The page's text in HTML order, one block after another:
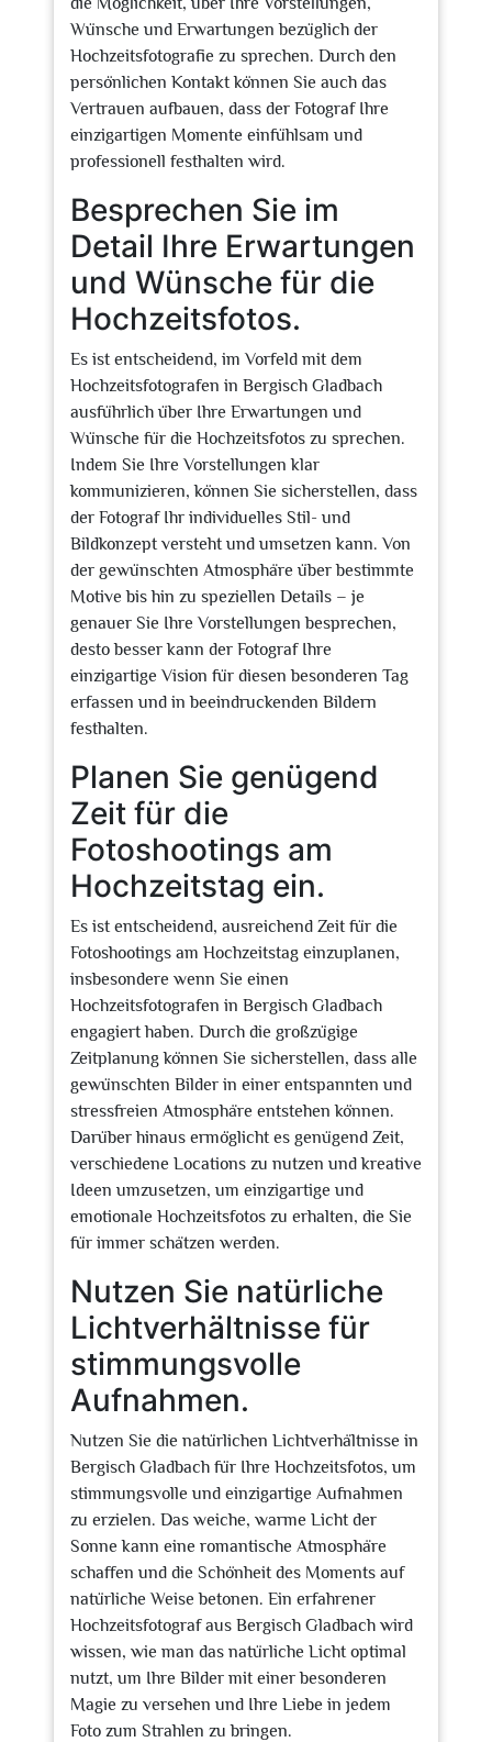
Wünsche und Erwartungen bezüglich der
Hochzeitsfotografie zu sprechen. Durch den
persönlichen Kontakt können Sie auch das
Vertrauen aufbauen, dass der Fotograf Ihre
einzigartigen Momente einfühlsam und
professionell festhalten wird.
Besprechen Sie im
Detail Ihre Erwartungen
und Wünsche für die
Hochzeitsfotos.
Es ist entscheidend, im Vorfeld mit dem
Hochzeitsfotografen in Bergisch Gladbach
ausführlich über Ihre Erwartungen und
Wünsche für die Hochzeitsfotos zu sprechen.
Indem Sie Ihre Vorstellungen klar
kommunizieren, können Sie sicherstellen, dass
der Fotograf Ihr individuelles Stil- und
Bildkonzept versteht und umsetzen kann. Von
der gewünschten Atmosphäre über bestimmte
Motive bis hin zu speziellen Details – je
genauer Sie Ihre Vorstellungen besprechen,
desto besser kann der Fotograf Ihre
einzigartige Vision für diesen besonderen Tag
erfassen und in beeindruckenden Bildern
festhalten.
Planen Sie genügend
Zeit für die
Fotoshootings am
Hochzeitstag ein.
Es ist entscheidend, ausreichend Zeit für die
Fotoshootings am Hochzeitstag einzuplanen,
insbesondere wenn Sie einen
Hochzeitsfotografen in Bergisch Gladbach
engagiert haben. Durch die großzügige
Zeitplanung können Sie sicherstellen, dass alle
gewünschten Bilder in einer entspannten und
stressfreien Atmosphäre entstehen können.
Darüber hinaus ermöglicht es genügend Zeit,
verschiedene Locations zu nutzen und kreative
Ideen umzusetzen, um einzigartige und
emotionale Hochzeitsfotos zu erhalten, die Sie
für immer schätzen werden.
Nutzen Sie natürliche
Lichtverhältnisse für
stimmungsvolle
Aufnahmen.
Nutzen Sie die natürlichen Lichtverhältnisse in
Bergisch Gladbach für Ihre Hochzeitsfotos, um
stimmungsvolle und einzigartige Aufnahmen
zu erzielen. Das weiche, warme Licht der
Sonne kann eine romantische Atmosphäre
schaffen und die Schönheit des Moments auf
natürliche Weise betonen. Ein erfahrener
Hochzeitsfotograf aus Bergisch Gladbach wird
wissen, wie man das natürliche Licht optimal
nutzt, um Ihre Bilder mit einer besonderen
Magie zu versehen und Ihre Liebe in jedem
Foto zum Strahlen zu bringen.